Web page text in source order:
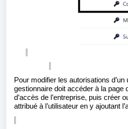
Pour modifier les autorisations d’un
gestionnaire doit accéder à la page
d’accès de l’entreprise, puis créer
attribué à l’utilisateur en y ajoutant